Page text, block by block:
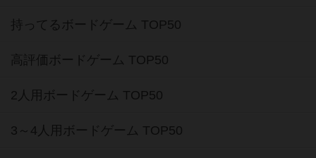
持ってるボードゲーム TOP50
高評価ボードゲーム TOP50
2人用ボードゲーム TOP50
3～4人用ボードゲーム TOP50